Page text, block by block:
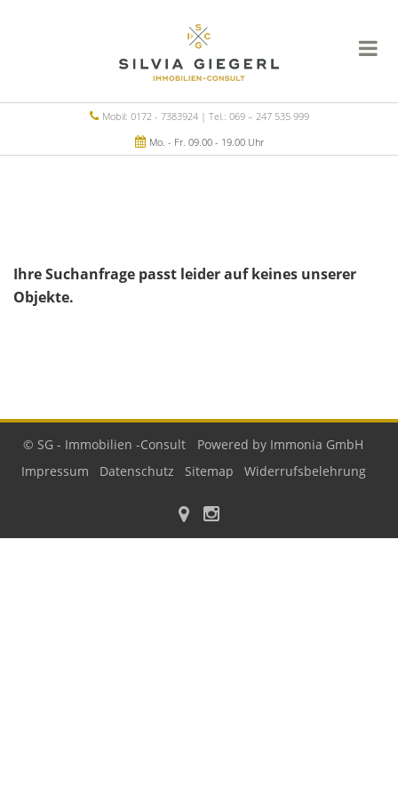
Mobil: 0172 - 7383924 | Tel.: 069 – 247 535 999
Mo. - Fr. 09.00 - 19.00 Uhr
Ihre Suchanfrage passt leider auf keines unserer
Objekte.
© SG - Immobilien -Consult
Powered by Immonia GmbH
Impressum
Datenschutz Sitemap Widerrufsbelehrung